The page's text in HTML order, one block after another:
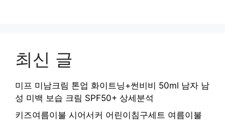
최신 글
미프 미남크림 톤업 화이트닝+썬비비 50ml 남자 남
성 미백 보습 크림 SPF50+ 상세분석
키즈여름이불 시어서커 어린이침구세트 여름이불